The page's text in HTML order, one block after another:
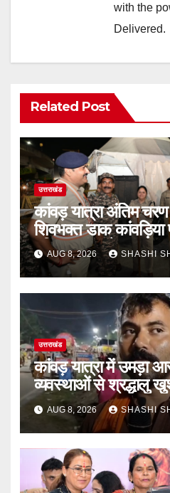
with the
Delivered.
Related Post
उत्तराखंड
कांवड़ यात्रा अंतिम
शिवभक्त डाक
हरिद्वार पहुंच रहे
AUG 8, 2026 SHASHI
उत्तराखंड
कांवड़ यात्रा में उमड़ा
व्यवस्थाओं से श्रद्धालु
AUG 8, 2026 SHASHI